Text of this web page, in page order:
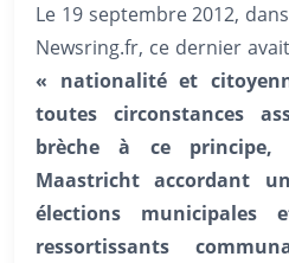
Le 19 septembre 2012,
Newsring.fr, ce dernier
« nationalité et
toutes circonstances
brèche à ce
Maastricht accordant
élections municipales
ressortissants